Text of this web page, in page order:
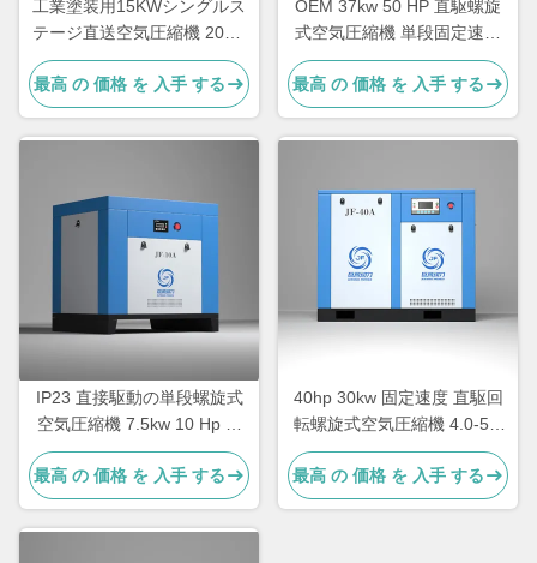
工業塗装用15KWシングルス
テージ直送空気圧縮機 20HP
固定速度
最高 の 価格 を 入手 する
OEM 37kw 50 HP 直駆螺旋
式空気圧縮機 単段固定速度
型
最高 の 価格 を 入手 する
IP23 直接駆動の単段螺旋式
空気圧縮機 7.5kw 10 Hp 回
転式螺旋式空気圧縮機
最高 の 価格 を 入手 する
40hp 30kw 固定速度 直駆回
転螺旋式空気圧縮機 4.0-5.2
M3/min 容量とブルー/カスタ
マイズされた設計
最高 の 価格 を 入手 する